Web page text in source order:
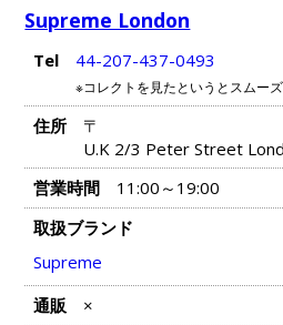
Supreme London
Tel 44-207-437-0493
※コレクトを見たというとスムーズ
住所
〒
U.K 2/3 Peter Street
営業時間
11:00～19:00
取扱ブランド
Supreme
通販
×